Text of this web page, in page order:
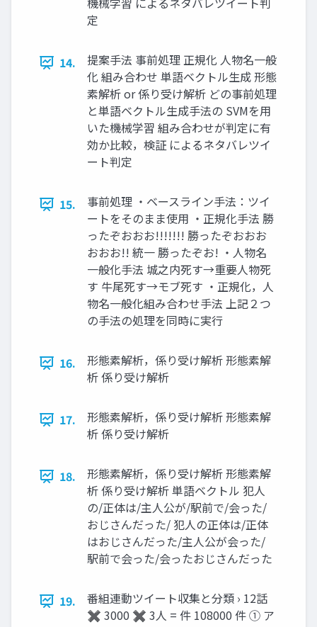
定
14.
提案手法 事前処理 正規化 人物名一般
化 組み合わせ 単語ベクトル生成 形態
素解析 or 係り受け解析 どの事前処理
と単語ベクトル生成手法の SVMを用
いた機械学習 組み合わせが判定に有
効か比較，検証 によるネタバレツイ
ート判定
15.
事前処理 ・ベースライン手法：ツイ
ートをそのまま使用 ・正規化手法 勝
ったぞおおお!!!!!!! 勝ったぞおおお
おおお!! 統一 勝ったぞお! ・人物名
一般化手法 城之内死す→重要人物死
す 牛尾死す→モブ死す ・正規化，人
物名一般化組み合わせ手法 上記２つ
の手法の処理を同時に実行
16.
形態素解析，係り受け解析 形態素解
析 係り受け解析
17.
形態素解析，係り受け解析 形態素解
析 係り受け解析
18.
形態素解析，係り受け解析 形態素解
析 係り受け解析 単語ベクトル 犯人
の/正体は/主人公が/駅前で/会った/
おじさんだった/ 犯人の正体は/正体
はおじさんだった/主人公が会った/
駅前で会った/会ったおじさんだった
19.
番組連動ツイート収集と分類 › 12話
✖ 3000 ✖ 3人 = 件 108000 件 ① ア